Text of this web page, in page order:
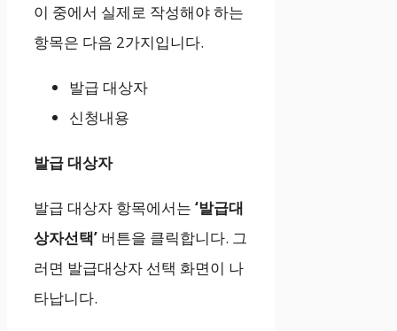
이 중에서 실제로 작성해야 하는
항목은 다음 2가지입니다.
발급 대상자
신청내용
발급 대상자
발급 대상자 항목에서는 ‘발급대
상자선택’ 버튼을 클릭합니다. 그
러면 발급대상자 선택 화면이 나
타납니다.